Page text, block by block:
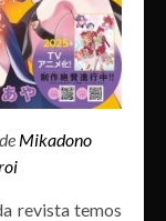
Mikadono
revista temos